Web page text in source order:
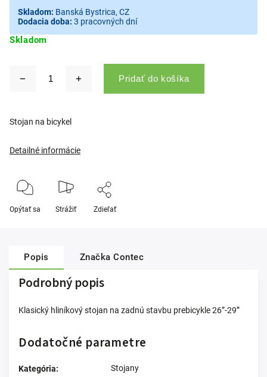
Skladom
Skladom: Banská Bystrica, CZ
Dodacia doba: 3 pracovných dní
Pridať do košíka
Stojan na bicykel
Detailné informácie
Opýtať sa Strážiť Zdieľať
Popis Značka Contec
Podrobný popis
Klasický hliníkový stojan na zadnú stavbu prebicykle 26”-29”
Dodatočné parametre
Kategória:
Stojany